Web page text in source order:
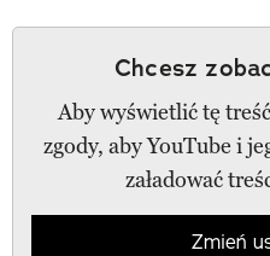
Chcesz
Aby wyświetlić tę
zgody, aby YouTube i
załadować
Zmień